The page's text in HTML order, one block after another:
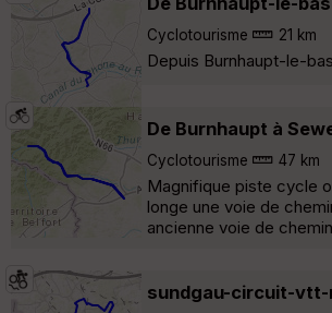
Cyclotourisme 21 km
Depuis Burnhaupt-le-
De Burnhaupt à
Cyclotourisme 47 km
Magnifique piste cycle
longe une voie de
ancienne voie de
sundgau-circuit-